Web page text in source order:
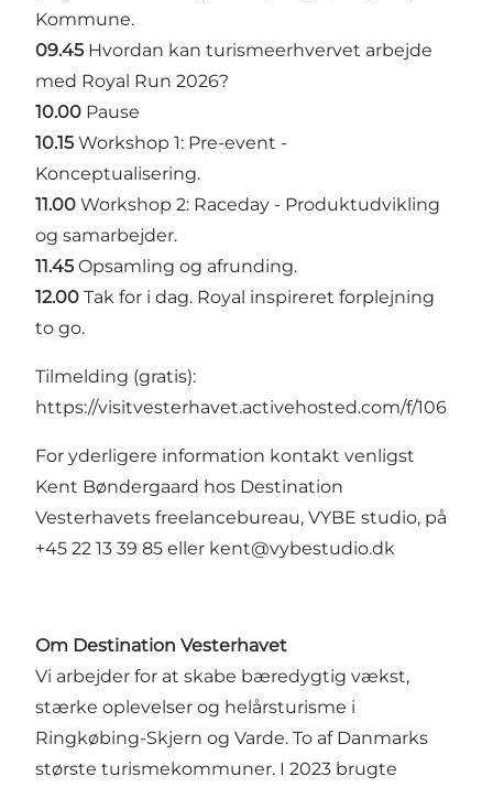
Kommune.
09.45 Hvordan kan turismeerhvervet arbejde
med Royal Run 2026?
10.00 Pause
10.15 Workshop 1: Pre-event -
Konceptualisering.
11.00 Workshop 2: Raceday - Produktudvikling
og samarbejder.
11.45 Opsamling og afrunding.
12.00 Tak for i dag. Royal inspireret forplejning
to go.
Tilmelding (gratis):
https://visitvesterhavet.activehosted.com/f/106
For yderligere information kontakt venligst
Kent Bøndergaard hos Destination
Vesterhavets freelancebureau, VYBE studio, på
+45 22 13 39 85 eller kent@vybestudio.dk
Om Destination Vesterhavet
Vi arbejder for at skabe bæredygtig vækst,
stærke oplevelser og helårsturisme i
Ringkøbing-Skjern og Varde. To af Danmarks
største turismekommuner. I 2023 brugte